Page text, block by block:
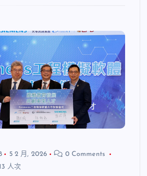
5 2 月, 2026
0 Comments
人次